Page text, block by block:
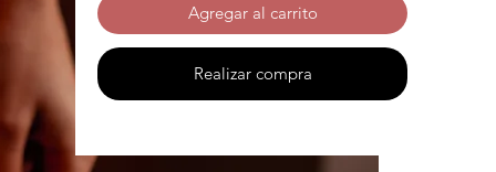
Agregar al carrito
Realizar compra